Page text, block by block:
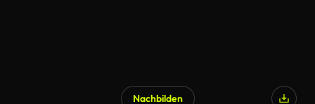
Nachbilden